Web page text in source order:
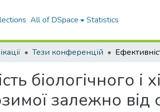
All of DSpace Statistics
Тези конференцій
біологічного і
залежно від